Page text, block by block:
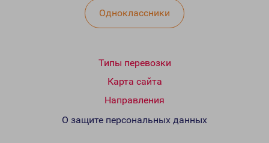
Одноклассники
Типы перевозки
Карта сайта
Направления
О защите персональных данных